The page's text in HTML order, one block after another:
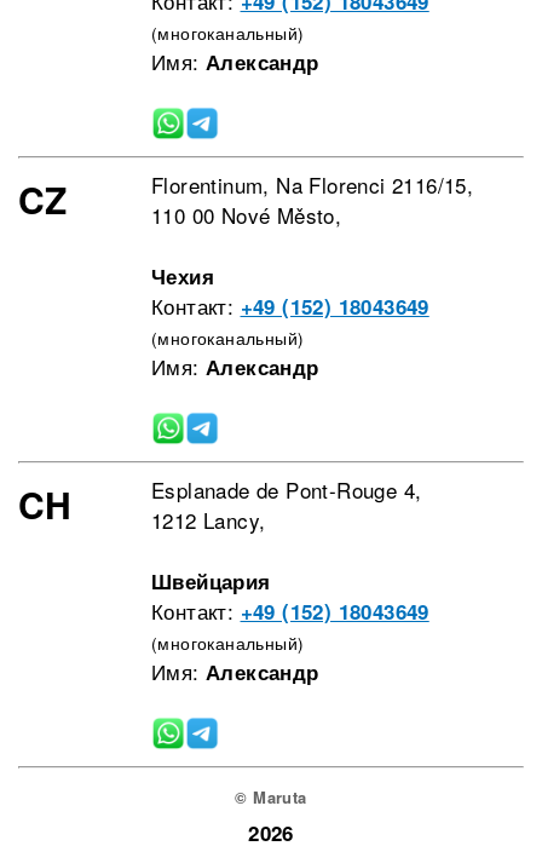
(многоканальный)
Имя: Александр
CZ
Florentinum, Na Florenci 2116/15,
110 00 Nové Město,
Чехия
Контакт: +49 (152) 18043649
(многоканальный)
Имя: Александр
CH
Esplanade de Pont-Rouge 4,
1212 Lancy,
Швейцария
Контакт: +49 (152) 18043649
(многоканальный)
Имя: Александр
© Maruta
2026